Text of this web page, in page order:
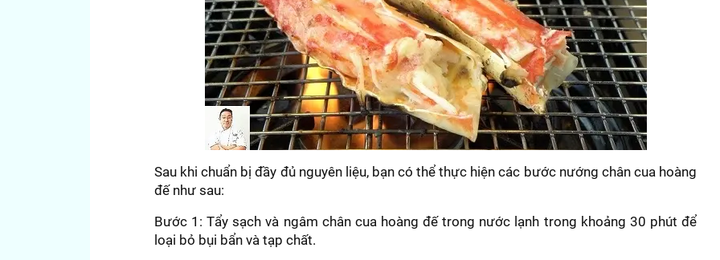
Sau khi chuẩn bị đầy đủ nguyên liệu, bạn có thể thực hiện các bước nướng chân cua hoàng
đế như sau:
Bước 1: Tẩy sạch và ngâm chân cua hoàng đế trong nước lạnh trong khoảng 30 phút để
loại bỏ bụi bẩn và tạp chất.